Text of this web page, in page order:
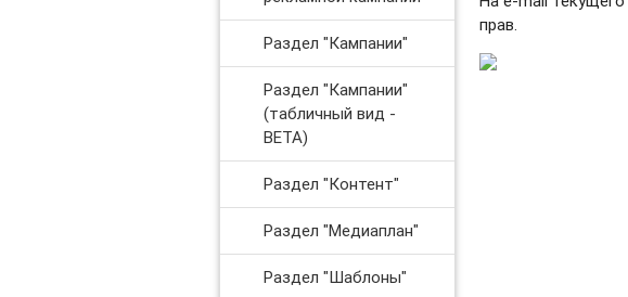
Раздел "Кампании"
Раздел "Кампании"
(табличный вид -
BETA)
Раздел "Контент"
Раздел "Медиаплан"
Раздел "Шаблоны"
прав.